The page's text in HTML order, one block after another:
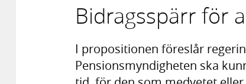
Bidragsspärr för
I propositionen föreslår
Pensionsmyndigheten ska